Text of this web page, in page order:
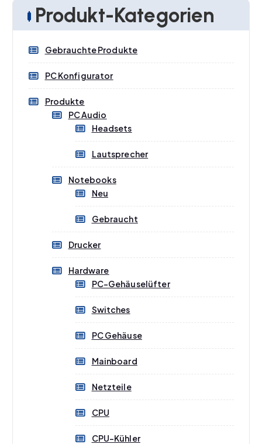
inkl. 19 % MwSt.
Produkt-Kategorien
Gebrauchte Produkte
PC Konfigurator
Produkte
PC Audio
Headsets
Lautsprecher
Notebooks
Neu
Gebraucht
Drucker
Hardware
PC-Gehäuselüfter
Switches
PC Gehäuse
Mainboard
Netzteile
CPU
CPU-Kühler